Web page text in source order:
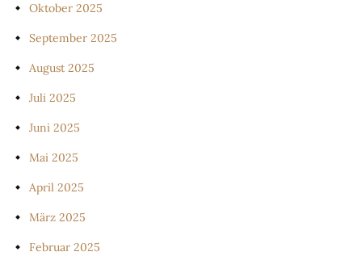
Oktober 2025
September 2025
August 2025
Juli 2025
Juni 2025
Mai 2025
April 2025
März 2025
Februar 2025